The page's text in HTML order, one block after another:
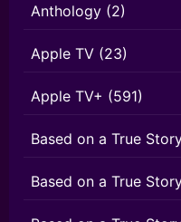
Anthology (2)
Apple TV (23)
Apple TV+ (591)
Based on a True
Based on a True